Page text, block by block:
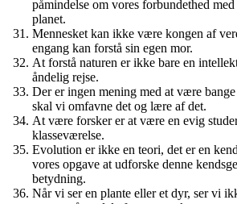
påmindelse om vores forbundethed
planet.
Mennesket kan ikke være kongen af
engang kan forstå sin egen mor.
At forstå naturen er ikke bare en
åndelig rejse.
Der er ingen mening med at være
skal vi omfavne det og lære af det.
At være forsker er at være en evig
klasseværelse.
Evolution er ikke en teori, det er en
vores opgave at udforske denne
betydning.
Når vi ser en plante eller et dyr, ser vi